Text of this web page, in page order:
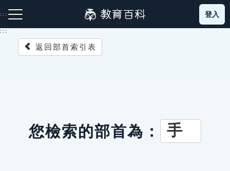
到
主
::: 登入
:::
返回部首索引表
您檢索的部首為： 手